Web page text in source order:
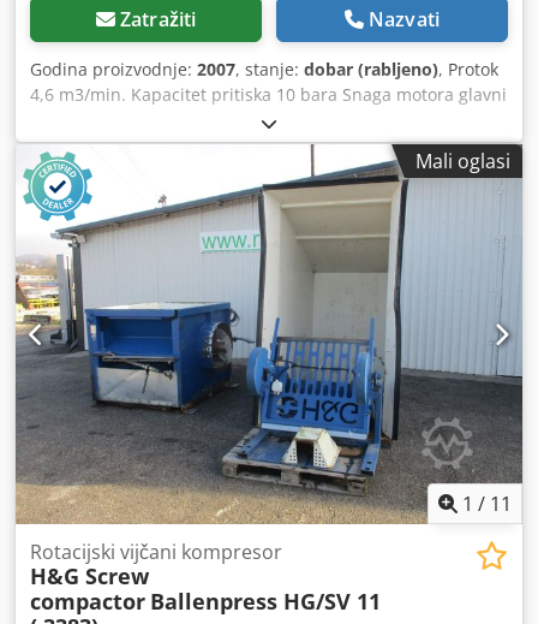
Zatražiti Nazvati
Godina proizvodnje: 2007, stanje: dobar (rabljeno), Protok
4,6 m3/min. Kapacitet pritiska 10 bara Snaga motora glavni
motor 30 kW Mrežni priključak 400 volti, 50 Hz Priključni
navoj 1 1/2 inča Radni sat: 8000h Codpji D D Niefx Agdjrf
Sa sušilom za komprimirani zrak !!! Potreban prostor D x Š
x V 1850 x 1050 x 1760 mm Težina 910 kg dobro stanje
Mali oglasi
1 / 11
Rotacijski vijčani kompresor
H&G Screw
compactor Ballenpress HG/SV 11